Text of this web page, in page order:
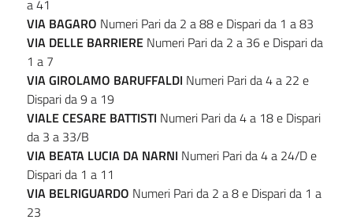
a 41
VIA BAGARO Numeri Pari da 2 a 88 e Dispari da 1 a 83
VIA DELLE BARRIERE Numeri Pari da 2 a 36 e Dispari da
1 a 7
VIA GIROLAMO BARUFFALDI Numeri Pari da 4 a 22 e
Dispari da 9 a 19
VIALE CESARE BATTISTI Numeri Pari da 4 a 18 e Dispari
da 3 a 33/B
VIA BEATA LUCIA DA NARNI Numeri Pari da 4 a 24/D e
Dispari da 1 a 11
VIA BELRIGUARDO Numeri Pari da 2 a 8 e Dispari da 1 a
23